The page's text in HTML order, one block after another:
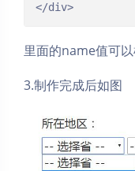
</div>
里面的name值可以
3.制作完成后如图